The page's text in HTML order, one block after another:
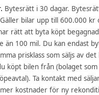
Bytesrätt i 30 dagar.
bilar upp till 600.000 kr
rätt att byta köpt
än 100 mil. Du kan endast
prisklass som säljs av
köpt bilen från (bolaget som
Ta kontakt med
kostnader för ny